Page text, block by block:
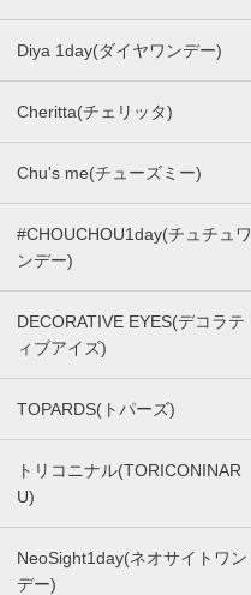
Diya 1day(ダイヤワンデー)
Cheritta(チェリッタ)
Chu's me(チューズミー)
#CHOUCHOU1day(チュチュワ
ンデー)
DECORATIVE EYES(デコラテ
ィブアイズ)
TOPARDS(トパーズ)
トリコニナル(TORICONINAR
U)
NeoSight1day(ネオサイトワン
デー)